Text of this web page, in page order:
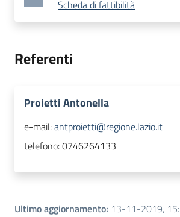
Scheda di fattibilità
Referenti
Proietti Antonella
e-mail:antproietti@regione.lazio.it
telefono:0746264133
Ultimo aggiornamento: 13-11-2019,